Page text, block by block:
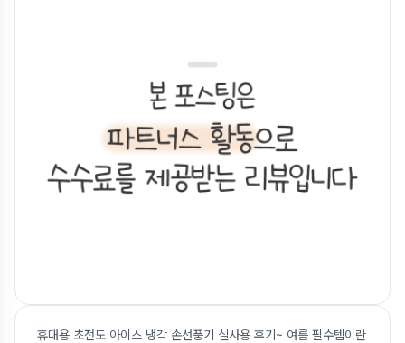
휴대용 초전도 아이스 냉각 손선풍기 실사용 후기~ 여름 필수템이란